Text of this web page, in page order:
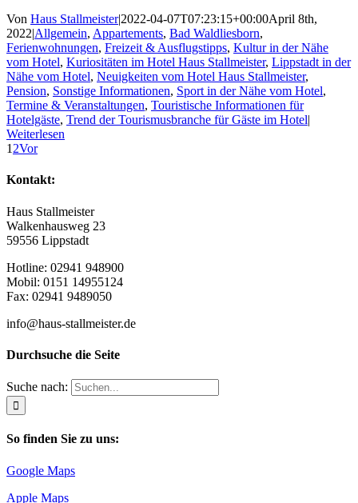
Von Haus Stallmeister|2022-04-07T07:23:15+00:00April 8th,
2022|Allgemein, Appartements, Bad Waldliesborn,
Ferienwohnungen, Freizeit & Ausflugstipps, Kultur in der Nähe
vom Hotel, Kuriositäten im Hotel Haus Stallmeister, Lippstadt in der
Nähe vom Hotel, Neuigkeiten vom Hotel Haus Stallmeister,
Pension, Sonstige Informationen, Sport in der Nähe vom Hotel,
Termine & Veranstaltungen, Touristische Informationen für
Hotelgäste, Trend der Tourismusbranche für Gäste im Hotel|
Weiterlesen
1 2Vor
Kontakt:
Haus Stallmeister
Walkenhausweg 23
59556 Lippstadt
Hotline: 02941 948900
Mobil: 0151 14955124
Fax: 02941 9489050
info@haus-stallmeister.de
Durchsuche die Seite
Suche nach:
So finden Sie zu uns:
Google Maps
Apple Maps